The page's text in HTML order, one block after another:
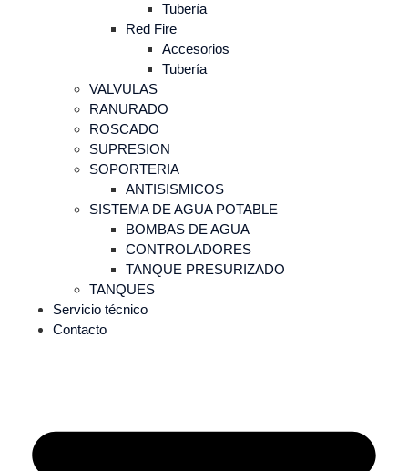
Tubería
Red Fire
Accesorios
Tubería
VALVULAS
RANURADO
ROSCADO
SUPRESION
SOPORTERIA
ANTISISMICOS
SISTEMA DE AGUA POTABLE
BOMBAS DE AGUA
CONTROLADORES
TANQUE PRESURIZADO
TANQUES
Servicio técnico
Contacto